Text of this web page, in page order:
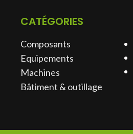
CATÉGORIES
Composants
Equipements
Machines
Bâtiment & outillage​